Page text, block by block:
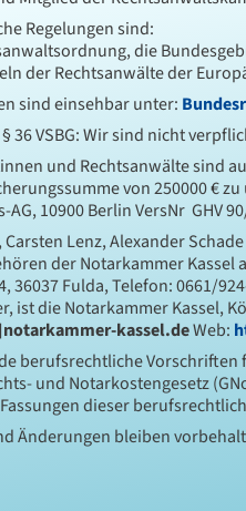
Regelungen sind:
die
der Rechtsanwälte der
sind einsehbar unter:
36 VSBG: Wir sind nicht
und Rechtsanwälte sind
von 250000 €
AG, 10900 Berlin VersNr GHV
Lenz, Alexander
der Notarkammer
36037 Fulda, Telefon: 0661/
ist die Notarkammer Kassel,
kassel.deWeb:
berufsrechtliche
und Notarkostengesetz
dieser
Änderungen bleiben